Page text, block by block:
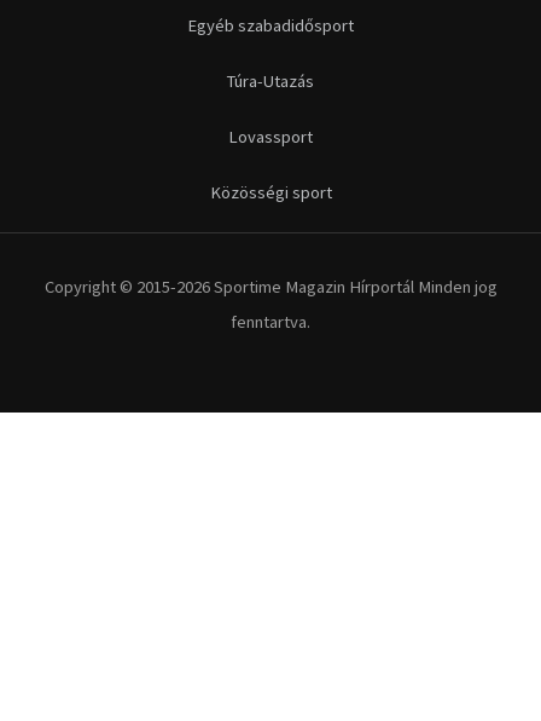
Egyéb szabadidősport
Túra-Utazás
Lovassport
Közösségi sport
Copyright © 2015-2026 Sportime Magazin Hírportál Minden jog
fenntartva.